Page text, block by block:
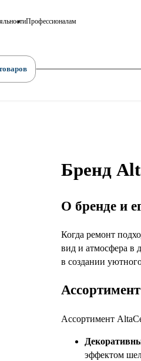
Профессионалам
Бренд
О бренде и
Когда ремонт
вид и атмосфера в
в создании
Ассортимент
эффектом